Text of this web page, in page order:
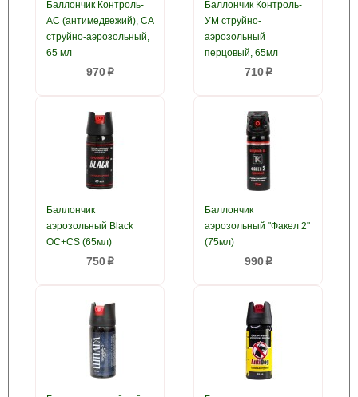
Баллончик Контроль-
АС (антимедвежий), СА
струйно-аэрозольный,
65 мл
970p
Баллончик Контроль-
УМ струйно-
аэрозольный
перцовый, 65мл
710p
Баллончик
аэрозольный Black
OC+CS (65мл)
750p
Баллончик
аэрозольный "Факел 2"
(75мл)
990p